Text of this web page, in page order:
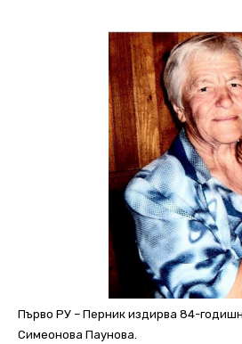
Първо РУ – Перник издирва 84-
Симеонова Паунова.